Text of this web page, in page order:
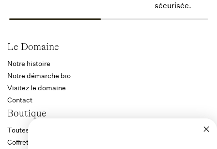
sécurisée.
Le Domaine
Notre histoire
Notre démarche bio
Visitez le domaine
Contact
Boutique
Toutes les cuvées
Coffrets